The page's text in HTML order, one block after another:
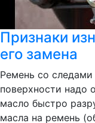
Признаки
его замена
Ремень со
поверхности надо
масло быстро
масла на ремень